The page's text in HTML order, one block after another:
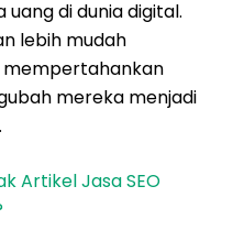
di dunia digital.
lebih mudah
mereka menjadi
Artikel Jasa SEO